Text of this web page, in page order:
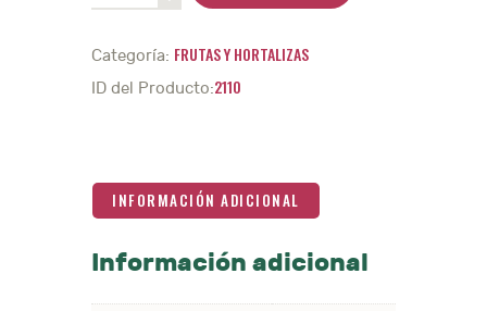
Categoría: FRUTAS Y HORTALIZAS
ID del Producto:2110
INFORMACIÓN ADICIONAL
Información adicional